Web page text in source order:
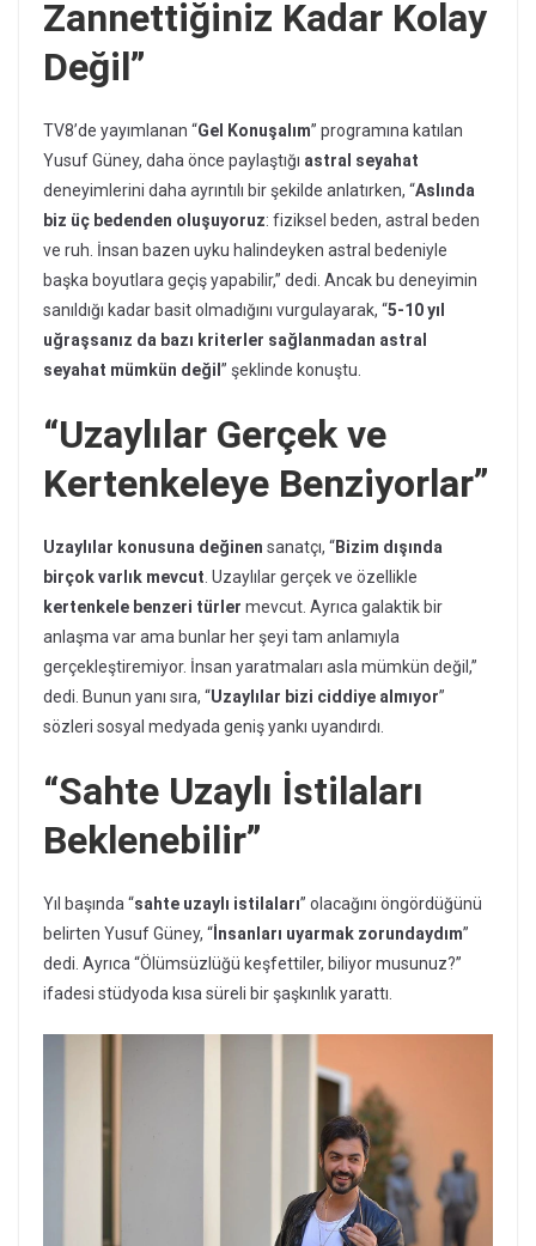
Zannettiğiniz Kadar Kolay
Değil”
TV8’de yayımlanan “Gel Konuşalım” programına katılan
Yusuf Güney, daha önce paylaştığı astral seyahat
deneyimlerini daha ayrıntılı bir şekilde anlatırken, “Aslında
biz üç bedenden oluşuyoruz: fiziksel beden, astral beden
ve ruh. İnsan bazen uyku halindeyken astral bedeniyle
başka boyutlara geçiş yapabilir,” dedi. Ancak bu deneyimin
sanıldığı kadar basit olmadığını vurgulayarak, “5-10 yıl
uğraşsanız da bazı kriterler sağlanmadan astral
seyahat mümkün değil ” şeklinde konuştu.
“Uzaylılar Gerçek ve
Kertenkeleye Benziyorlar”
Uzaylılar konusuna değinen sanatçı, “Bizim dışında
birçok varlık mevcut . Uzaylılar gerçek ve özellikle
kertenkele benzeri türler mevcut. Ayrıca galaktik bir
anlaşma var ama bunlar her şeyi tam anlamıyla
gerçekleştiremiyor. İnsan yaratmaları asla mümkün değil,”
dedi. Bunun yanı sıra, “Uzaylılar bizi ciddiye almıyor”
sözleri sosyal medyada geniş yankı uyandırdı.
“Sahte Uzaylı İstilaları
Beklenebilir”
Yıl başında “sahte uzaylı istilaları” olacağını öngördüğünü
belirten Yusuf Güney, “ İnsanları uyarmak zorundaydım”
dedi. Ayrıca “Ölümsüzlüğü keşfettiler, biliyor musunuz?”
ifadesi stüdyoda kısa süreli bir şaşkınlık yarattı.